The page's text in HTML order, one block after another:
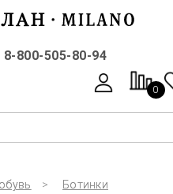
8-800-505-80-94
0
Ботинки